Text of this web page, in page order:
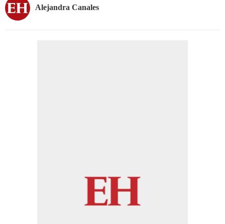
Alejandra Canales